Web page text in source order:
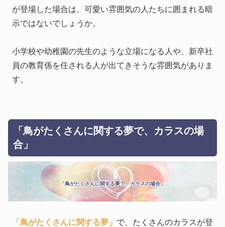
が登場した場合は、可愛い雰囲気の人たちに囲まれる暗
示ではないでしょうか。
小学校や幼稚園の先生のような立場になる人や、新卒社
員の教育係を任される人が出てきそうな雰囲気がありま
す。
「鳥がたくさんに関する夢で、カラスの場
合」
「鳥がたくさんに関する夢で、カラスの場合」
「鳥がたくさんに関する夢」 で、たくさんのカラスが登